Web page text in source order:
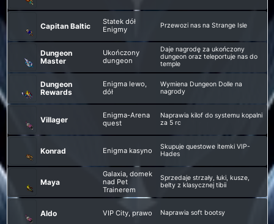
Capitan Baltic
Statek dół
Enigmy
Przewozi nas na Strange Isle
Dungeon
Master
Ukończony
dungeon
Daje nagrodę za ukończony
dungeon oraz teleportuje nas do
temple
Dungeon
Rewards
Enigma lewo,
dół
Wymiena Dungeon Dolle na
nagrody
Villager
Enigma-Arena
quest
Naprawia kilof do systemu kopalni
za 5 rc
Konrad Enigma kasyno
Skupuje questowe itemki VIP-
Hades
Maya
Galaxia, domek
nad Pet
Trainerem
Sprzedaje strzały, łuki, kusze,
belty z klasycznej tibii
Aldo VIP City, prawo Naprawia soft bootsy